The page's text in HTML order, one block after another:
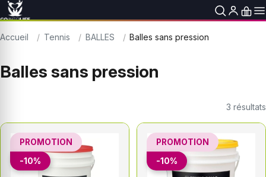
Accueil Tennis BALLES Balles sans pression
Balles sans pression
3 résultats
PROMOTION
-10%
PROMOTION
-10%